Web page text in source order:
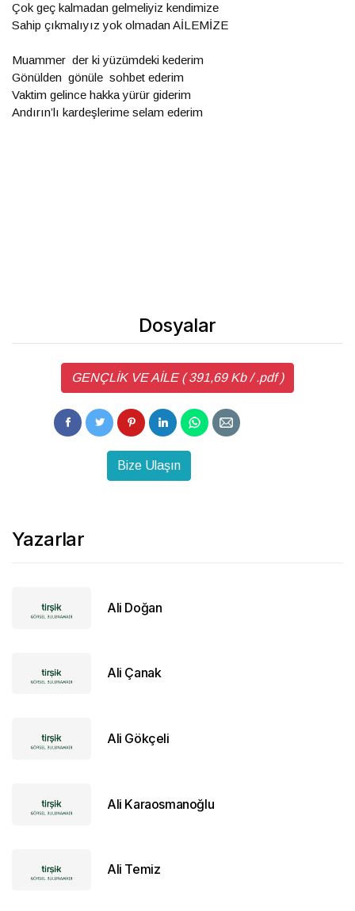
Çok geç kalmadan gelmeliyiz kendimize
Sahip çıkmalıyız yok olmadan AİLEMİZE
Muammer der ki yüzümdeki kederim
Gönülden gönüle sohbet ederim
Vaktim gelince hakka yürür giderim
Andırın’lı kardeşlerime selam ederim
Dosyalar
GENÇLİK VE AİLE ( 391,69 Kb / .pdf )
Bize Ulaşın
Yazarlar
Ali Doğan
Ali Çanak
Ali Gökçeli
Ali Karaosmanoğlu
Ali Temiz